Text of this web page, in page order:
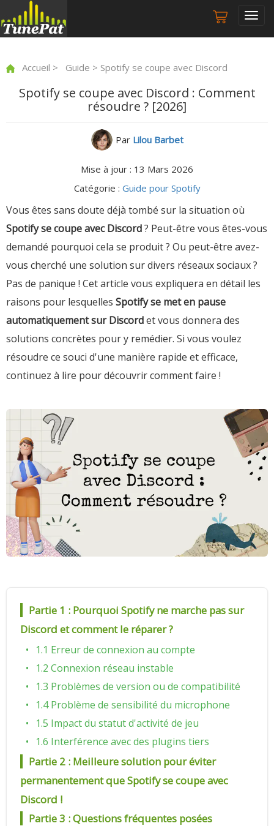
Accueil > Guide > Spotify se coupe avec Discord
Spotify se coupe avec Discord : Comment
résoudre ? [2026]
Par Lilou Barbet
Mise à jour : 13 Mars 2026
Catégorie : Guide pour Spotify
Vous êtes sans doute déjà tombé sur la situation où
Spotify se coupe avec Discord? Peut-être vous êtes-vous
demandé pourquoi cela se produit ? Ou peut-être avez-
vous cherché une solution sur divers réseaux sociaux ?
Pas de panique ! Cet article vous expliquera en détail les
raisons pour lesquelles Spotify se met en pause
automatiquement sur Discordet vous donnera des
solutions concrètes pour y remédier. Si vous voulez
résoudre ce souci d'une manière rapide et efficace,
continuez à lire pour découvrir comment faire !
Partie 1 : Pourquoi Spotify ne marche pas sur
Discord et comment le réparer ?
1.1 Erreur de connexion au compte
1.2 Connexion réseau instable
1.3 Problèmes de version ou de compatibilité
1.4 Problème de sensibilité du microphone
1.5 Impact du statut d'activité de jeu
1.6 Interférence avec des plugins tiers
Partie 2 : Meilleure solution pour éviter
permanentement que Spotify se coupe avec
Discord !
Partie 3 : Questions fréquentes posées